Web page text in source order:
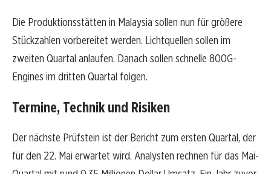
Die Produktionsstätten in Malaysia sollen nun für größere
Stückzahlen vorbereitet werden. Lichtquellen sollen im
zweiten Quartal anlaufen. Danach sollen schnelle 800G-
Engines im dritten Quartal folgen.
Termine, Technik und Risiken
Der nächste Prüfstein ist der Bericht zum ersten Quartal, der
für den 22. Mai erwartet wird. Analysten rechnen für das Mai-